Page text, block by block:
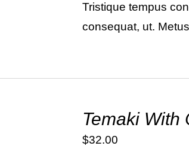
Tristique tempus
consequat, ut.
Temaki With
$32.00